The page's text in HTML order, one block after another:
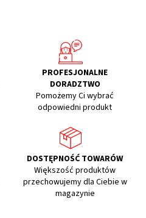
PROFESJONALNE
DORADZTWO
Pomożemy Ci wybrać
odpowiedni produkt
DOSTĘPNOŚĆ TOWARÓW
Większość produktów
przechowujemy dla Ciebie w
magazynie